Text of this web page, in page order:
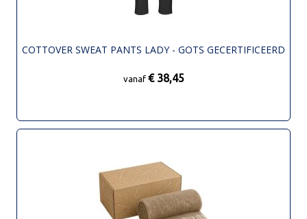
COTTOVER SWEAT PANTS LADY - GOTS GECERTIFICEERD
vanaf € 38,45